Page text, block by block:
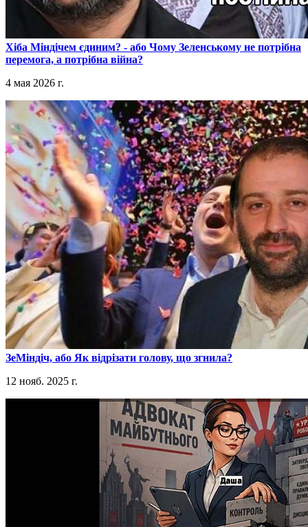
​Хіба Міндічем єдиним? - або Чому Зеленському не потрібна
перемога, а потрібна війна?
4 мая 2026 г.
​ЗеМіндіч, або Як відрізати голову, що згнила?
12 нояб. 2025 г.